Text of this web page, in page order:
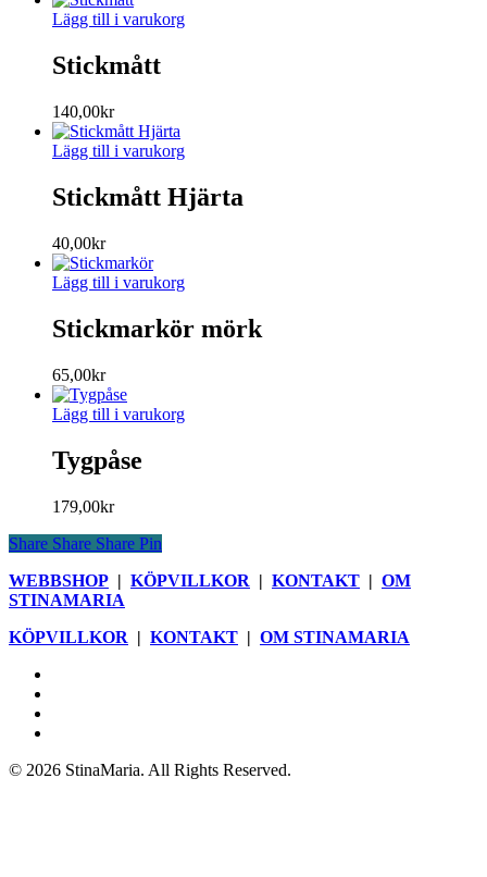
Lägg till i varukorg
Stickmått
140,00kr
Lägg till i varukorg
Stickmått Hjärta
40,00kr
Lägg till i varukorg
Stickmarkör mörk
65,00kr
Lägg till i varukorg
Tygpåse
179,00kr
Share Share Share Pin
WEBBSHOP | KÖPVILLKOR | KONTAKT | OM
STINAMARIA
KÖPVILLKOR | KONTAKT | OM STINAMARIA
© 2026 StinaMaria. All Rights Reserved.